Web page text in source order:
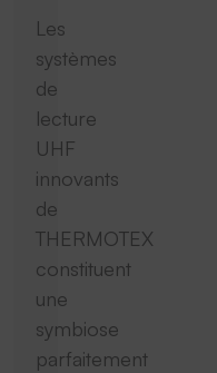
Les
systèmes
de
lecture
UHF
innovants
de
THERMOTEX
constituent
une
symbiose
parfaitement